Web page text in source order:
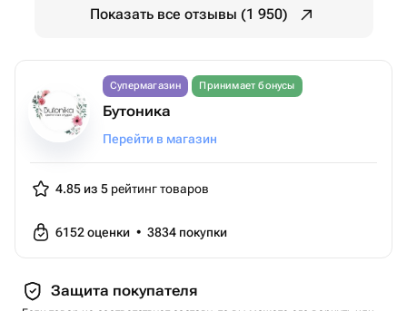
Показать все отзывы (1 950)
Супермагазин Принимает бонусы
Бутоника
Перейти в магазин
4.85 из 5 рейтинг товаров
6152оценки • 3834 покупки
Защита покупателя